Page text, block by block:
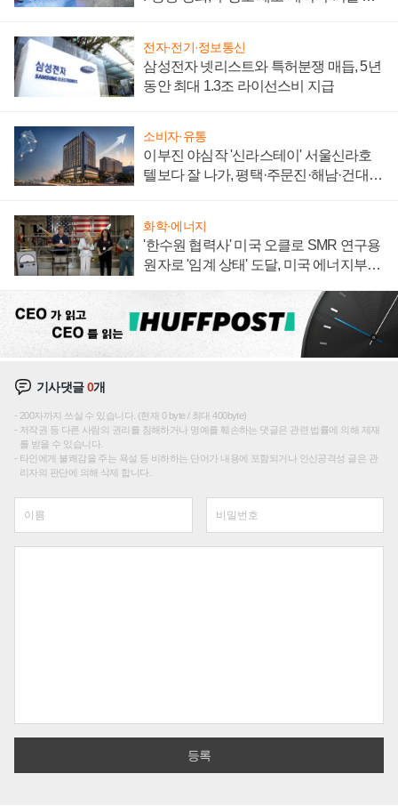
전자·전기·정보통신
삼성전자 넷리스트와 특허분쟁 매듭, 5년
동안 최대 1.3조 라이선스비 지급
소비자·유통
이부진 야심작 '신라스테이' 서울신라호
텔보다 잘 나가, 평택·주문진·해남·건대로
화학·에너지
'한수원 협력사' 미국 오클로 SMR 연구용
원자로 '임계 상태' 도달, 미국 에너지부
기사댓글0개
200자까지 쓰실 수 있습니다. (현재 0 byte / 최대 400byte)
저작권 등 다른 사람의 권리를 침해하거나 명예를 훼손하는 댓글은 관련 법률에 의해 제재
를 받을 수 있습니다.
타인에게 불쾌감을 주는 욕설 등 비하하는 단어가 내용에 포함되거나 인신공격성 글은 관
리자의 판단에 의해 삭제 합니다.